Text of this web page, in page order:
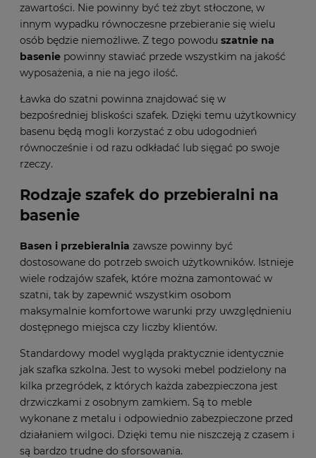
zawartości. Nie powinny być też zbyt stłoczone, w
innym wypadku równoczesne przebieranie się wielu
osób będzie niemożliwe. Z tego powodu szatnie na
basenie powinny stawiać przede wszystkim na jakość
wyposażenia, a nie na jego ilość.
Ławka do szatni powinna znajdować się w
bezpośredniej bliskości szafek. Dzięki temu użytkownicy
basenu będą mogli korzystać z obu udogodnień
równocześnie i od razu odkładać lub sięgać po swoje
rzeczy.
Rodzaje szafek do przebieralni na
basenie
Basen i przebieralnia zawsze powinny być
dostosowane do potrzeb swoich użytkowników. Istnieje
wiele rodzajów szafek, które można zamontować w
szatni, tak by zapewnić wszystkim osobom
maksymalnie komfortowe warunki przy uwzględnieniu
dostępnego miejsca czy liczby klientów.
Standardowy model wygląda praktycznie identycznie
jak szafka szkolna. Jest to wysoki mebel podzielony na
kilka przegródek, z których każda zabezpieczona jest
drzwiczkami z osobnym zamkiem. Są to meble
wykonane z metalu i odpowiednio zabezpieczone przed
działaniem wilgoci. Dzięki temu nie niszczeją z czasem i
są bardzo trudne do sforsowania.